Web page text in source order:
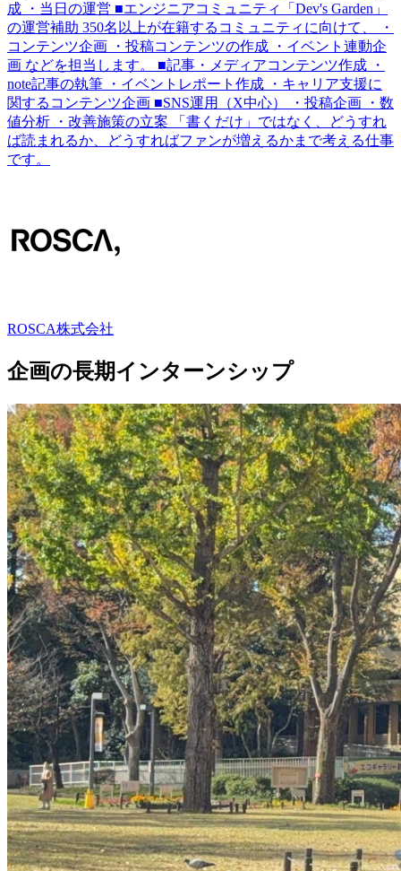
成 ・当日の運営 ■エンジニアコミュニティ「Dev's Garden」
の運営補助 350名以上が在籍するコミュニティに向けて、 ・
コンテンツ企画 ・投稿コンテンツの作成 ・イベント連動企
画 などを担当します。 ■記事・メディアコンテンツ作成 ・
note記事の執筆 ・イベントレポート作成 ・キャリア支援に
関するコンテンツ企画 ■SNS運用（X中心） ・投稿企画 ・数
値分析 ・改善施策の立案 「書くだけ」ではなく、どうすれ
ば読まれるか、どうすればファンが増えるかまで考える仕事
です。
ROSCA株式会社
企画の長期インターンシップ